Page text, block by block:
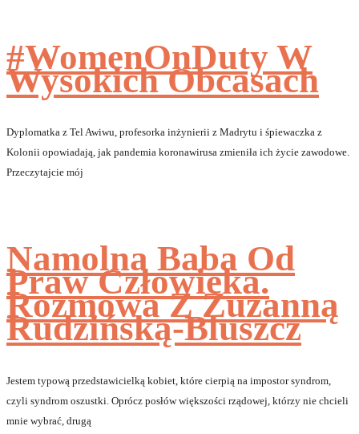
#WomenOnDuty W
Wysokich Obcasach
Dyplomatka z Tel Awiwu, profesorka inżynierii z Madrytu i śpiewaczka z
Kolonii opowiadają, jak pandemia koronawirusa zmieniła ich życie zawodowe.
Przeczytajcie mój
Namolna Baba Od
Praw Człowieka.
Rozmowa Z Zuzanną
Rudzińską-Bluszcz
Jestem typową przedstawicielką kobiet, które cierpią na impostor syndrom,
czyli syndrom oszustki. Oprócz posłów większości rządowej, którzy nie chcieli
mnie wybrać, drugą